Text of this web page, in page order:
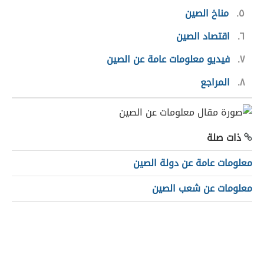
٥ مناخ الصين
٦ اقتصاد الصين
٧ فيديو معلومات عامة عن الصين
٨ المراجع
ذات صلة
معلومات عامة عن دولة الصين
معلومات عن شعب الصين